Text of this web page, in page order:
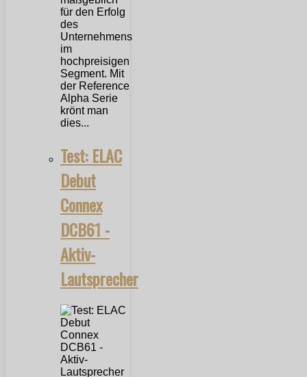
für den Erfolg
des
Unternehmens
im
hochpreisigen
Segment. Mit
der Reference
Alpha Serie
krönt man
dies...
Test: ELAC
Debut
Connex
DCB61 -
Aktiv-
Lautsprecher